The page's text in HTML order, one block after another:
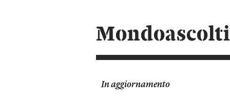
Mondoascolti
In aggiornamento